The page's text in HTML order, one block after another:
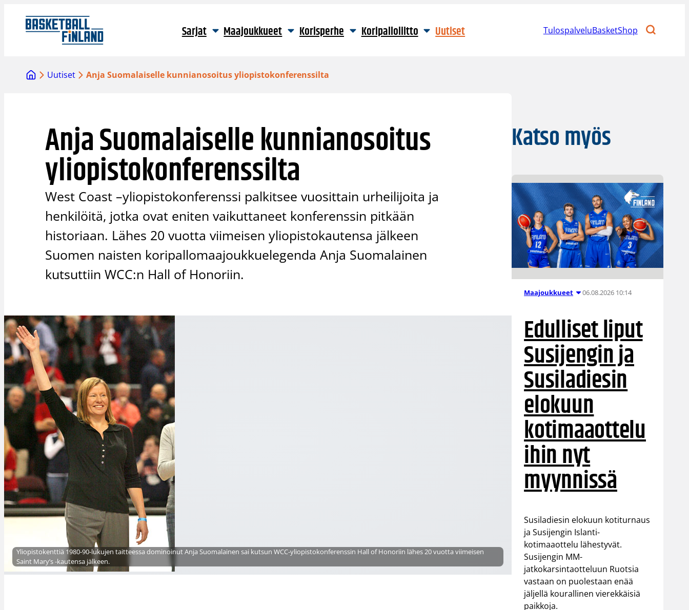
sisältöön
Sarjat Maajoukkueet Korisperhe Koripalloliitto Uutiset TulospalveluBasketShop
Uutiset Anja Suomalaiselle kunnianosoitus yliopistokonferenssilta
Anja Suomalaiselle kunnianosoitus
yliopistokonferenssilta
West Coast –yliopistokonferenssi palkitsee vuosittain urheilijoita ja
henkilöitä, jotka ovat eniten vaikuttaneet konferenssin pitkään
historiaan. Lähes 20 vuotta viimeisen yliopistokautensa jälkeen
Suomen naisten koripallomaajoukkuelegenda Anja Suomalainen
kutsuttiin WCC:n Hall of Honoriin.
Yliopistokenttiä 1980-90-lukujen taitteessa dominoinut Anja Suomalainen sai kutsun WCC-yliopistokonferenssin Hall of Honoriin lähes 20 vuotta viimeisen
Saint Mary’s -kautensa jälkeen.
Katso myös
Maajoukkueet 06.08.2026 10:14
Edulliset liput
Susijengin ja
Susiladiesin
elokuun
kotimaaottelu
ihin nyt
myynnissä
Susiladiesin elokuun kotiturnaus
ja Susijengin Islanti-
kotimaaottelu lähestyvät.
Susijengin MM-
jatkokarsintaotteluun Ruotsia
vastaan on puolestaan enää
jäljellä kourallinen vierekkäisiä
paikkoja.